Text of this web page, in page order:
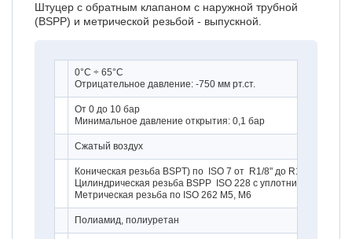
Штуцер с обратным клапаном с наружной трубной
(BSPP) и метрической резьбой - выпускной.
0°C ÷ 65°C
Отрицательное давление: -750 мм рт.ст.
От 0 до 10 бар
Минимальное давление открытия: 0,1 бар
Сжатый воздух
Коническая резьба BSPT) по ISO 7 от R1/8" до R1/2" с
Цилиндрическая резьба BSPP ISO 228 с уплотнительным
Метрическая резьба по ISO 262 M5, M6
Полиамид, полиуретан